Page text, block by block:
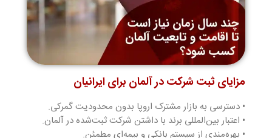
مزایای ثبت شرکت در آلمان برای ایرانیان
• دسترسی به بازار مشترک اروپا بدون محدودیت گمرکی.
• اعتبار بین‌المللی برند با داشتن شرکت ثبت‌شده در آلمان.
• بهره‌مندی از سیستم بانکی و بیمه‌ای مطمئن.